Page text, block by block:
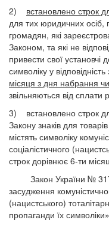
2) встановлено строк
для тих юридичних осіб,
громадян, які
Законом, та які не
привести свої
символіку у
місяця з дня набрання
звільняються від сплати
3) встановлено строк
Закону знаків для
містять символіку
соціалістичного
строк дорівнює 6-ти
Закон України №
засудження
(нацистського)
пропаганди їх символіки»